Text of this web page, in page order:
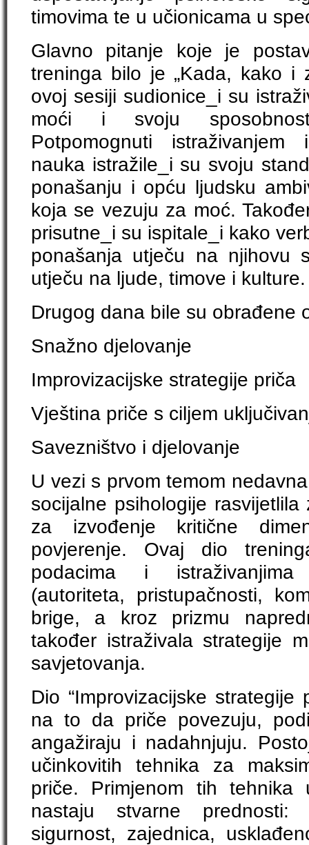
timovima te u učionicama u
Glavno pitanje koje je
treninga bilo je „Kada, kako i
ovoj sesiji sudionice_i su
moći i svoju
Potpomognuti
nauka istražile_i su svoju
ponašanju i opću ljudsku
koja se vezuju za moć.
prisutne_i su ispitale_i kako
ponašanja utječu na njihovu
utječu na ljude, timove i kulture.
Drugog dana bile su obrađene
Snažno djelovanje
Improvizacijske strategije priča
Vještina priče s ciljem
Savezništvo i djelovanje
U vezi s prvom temom
socijalne psihologije
za izvođenje kritične
povjerenje. Ovaj dio
podacima i istraživanjima
(autoriteta, pristupačnosti,
brige, a kroz prizmu
također istraživala strategije
savjetovanja.
Dio “Improvizacijske strategije
na to da priče povezuju,
angažiraju i nadahnjuju.
učinkovitih tehnika za
priče. Primjenom tih tehnika
nastaju stvarne prednosti:
sigurnost, zajednica,